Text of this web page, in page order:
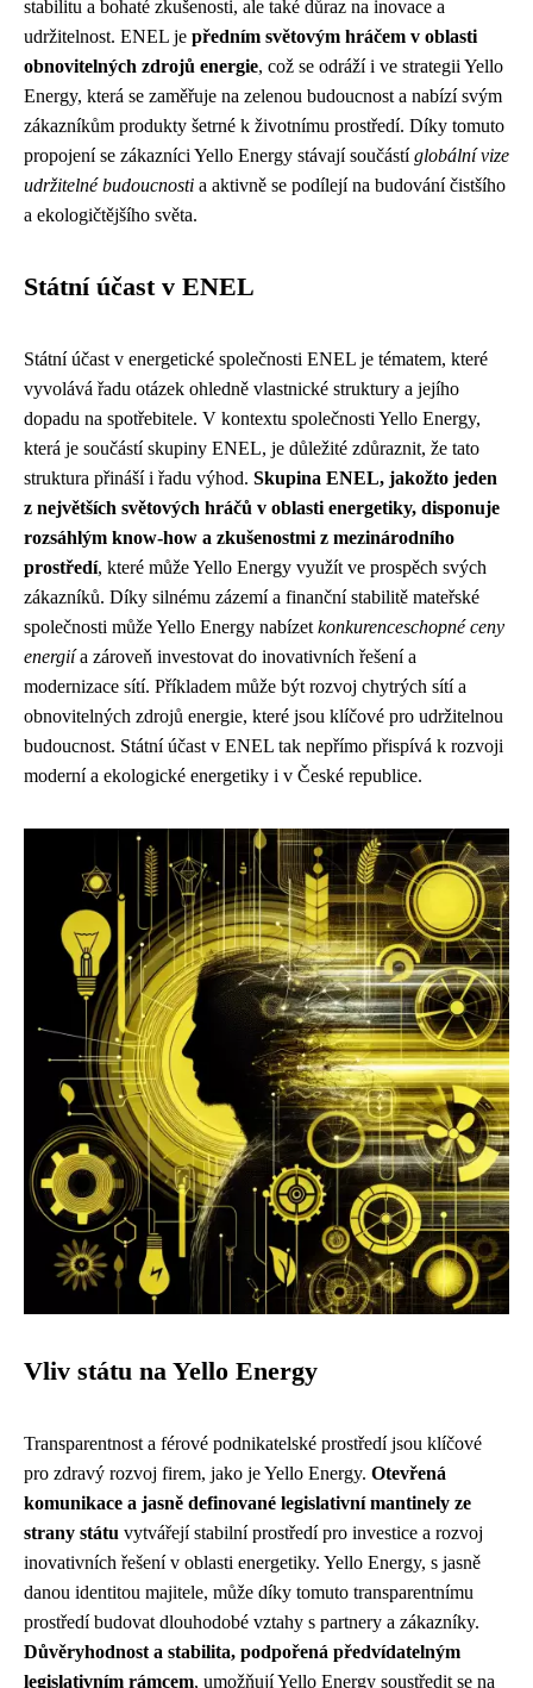
stabilitu a bohaté zkušenosti, ale také důraz na inovace a
udržitelnost. ENEL je předním světovým hráčem v oblasti
obnovitelných zdrojů energie, což se odráží i ve strategii Yello
Energy, která se zaměřuje na zelenou budoucnost a nabízí svým
zákazníkům produkty šetrné k životnímu prostředí. Díky tomuto
propojení se zákazníci Yello Energy stávají součástíglobální vize
udržitelné budoucnosti a aktivně se podílejí na budování čistšího
a ekologičtějšího světa.
Státní účast v ENEL
Státní účast v energetické společnosti ENEL je tématem, které
vyvolává řadu otázek ohledně vlastnické struktury a jejího
dopadu na spotřebitele. V kontextu společnosti Yello Energy,
která je součástí skupiny ENEL, je důležité zdůraznit, že tato
struktura přináší i řadu výhod. Skupina ENEL, jakožto jeden
z největších světových hráčů v oblasti energetiky, disponuje
rozsáhlým know-how a zkušenostmi z mezinárodního
prostředí, které může Yello Energy využít ve prospěch svých
zákazníků. Díky silnému zázemí a finanční stabilitě mateřské
společnosti může Yello Energy nabízet konkurenceschopné ceny
energiía zároveň investovat do inovativních řešení a
modernizace sítí. Příkladem může být rozvoj chytrých sítí a
obnovitelných zdrojů energie, které jsou klíčové pro udržitelnou
budoucnost. Státní účast v ENEL tak nepřímo přispívá k rozvoji
moderní a ekologické energetiky i v České republice.
Vliv státu na Yello Energy
Transparentnost a férové podnikatelské prostředí jsou klíčové
pro zdravý rozvoj firem, jako je Yello Energy. Otevřená
komunikace a jasně definované legislativní mantinely ze
strany státu vytvářejí stabilní prostředí pro investice a rozvoj
inovativních řešení v oblasti energetiky. Yello Energy, s jasně
danou identitou majitele, může díky tomuto transparentnímu
prostředí budovat dlouhodobé vztahy s partnery a zákazníky.
Důvěryhodnost a stabilita, podpořená předvídatelným
legislativním rámcem, umožňují Yello Energy soustředit se na